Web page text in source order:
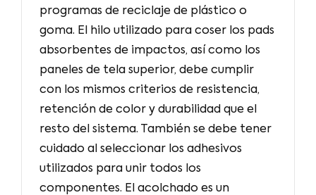
programas de reciclaje de plástico o
goma. El hilo utilizado para coser los pads
absorbentes de impactos, así como los
paneles de tela superior, debe cumplir
con los mismos criterios de resistencia,
retención de color y durabilidad que el
resto del sistema. También se debe tener
cuidado al seleccionar los adhesivos
utilizados para unir todos los
componentes. El acolchado es un